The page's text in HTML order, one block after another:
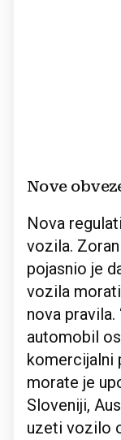
Nove
Nova
vozila.
pojasnio je
vozila
nova
automobil
komercijalni
morate je
Sloveniji,
uzeti vozilo